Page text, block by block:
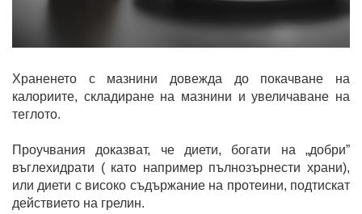
Храненето с мазнини довежда до покачване на
калориите, складиране на мазнини и увеличаване на
теглото.
Проучвания доказват, че диети, богати на „добри”
въглехидрати ( като например пълнозърнести храни),
или диети с високо съдържание на протеини, подтискат
действието на грелин.